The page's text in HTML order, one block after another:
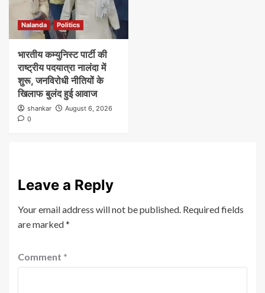
Nalanda Politics
भारतीय कम्युनिस्ट पार्टी की
राष्ट्रीय पदयात्रा नालंदा में
शुरू, जनविरोधी नीतियों के
खिलाफ बुलंद हुई आवाज
shankar
August 6, 2026
0
Leave a Reply
Your email address will not be published. Required fields
are marked*
Comment *